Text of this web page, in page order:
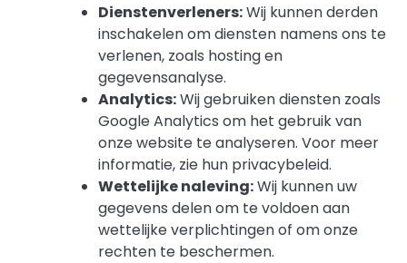
Dienstenverleners:Wij kunnen derden
inschakelen om diensten namens ons te
verlenen, zoals hosting en
gegevensanalyse.
Analytics:Wij gebruiken diensten zoals
Google Analytics om het gebruik van
onze website te analyseren. Voor meer
informatie, zie hun privacybeleid.
Wettelijke naleving:Wij kunnen uw
gegevens delen om te voldoen aan
wettelijke verplichtingen of om onze
rechten te beschermen.